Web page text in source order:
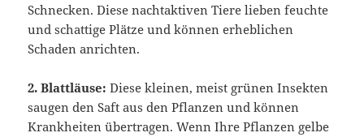
Schnecken. Diese nachtaktiven Tiere lieben feuchte
und schattige Plätze und können erheblichen
Schaden anrichten.
2. Blattläuse: Diese kleinen, meist grünen Insekten
saugen den Saft aus den Pflanzen und können
Krankheiten übertragen. Wenn Ihre Pflanzen gelbe